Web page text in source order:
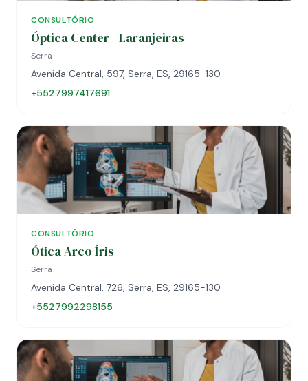
CONSULTÓRIO
Óptica Center - Laranjeiras
Serra
Avenida Central, 597, Serra, ES, 29165-130
+5527997417691
CONSULTÓRIO
Ótica Arco Íris
Serra
Avenida Central, 726, Serra, ES, 29165-130
+5527992298155